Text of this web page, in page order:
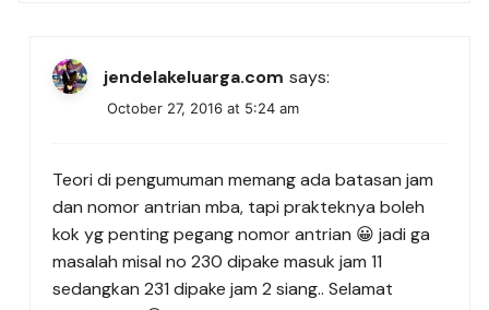
jendelakeluarga.com says:
October 27, 2016 at 5:24 am
Teori di pengumuman memang ada batasan jam
dan nomor antrian mba, tapi prakteknya boleh
kok yg penting pegang nomor antrian 😀 jadi ga
masalah misal no 230 dipake masuk jam 11
sedangkan 231 dipake jam 2 siang.. Selamat